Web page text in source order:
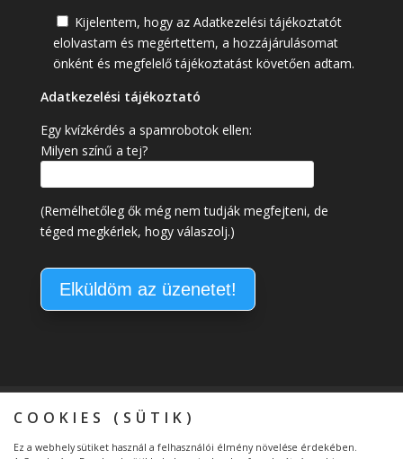
COOKIES (SÜTIK)
Ez a webhely sütiket használ a felhasználói élmény növelése érdekében.
Kijelentem, hogy az Adatkezelési tájékoztatót
elolvastam és megértettem, a hozzájárulásomat
önként és megfelelő tájékoztatást követően adtam.
Adatkezelési tájékoztató
Egy kvízkérdés a spamrobotok ellen:
Milyen színű a tej?
(Remélhetőleg ők még nem tudják megfejteni, de
téged megkérlek, hogy válaszolj.)
Kapcsolat
Általános Szerződési Feltételek
Adatkezelési tájékoztató
Átláthatóság – Etikus Adománygyűjtő